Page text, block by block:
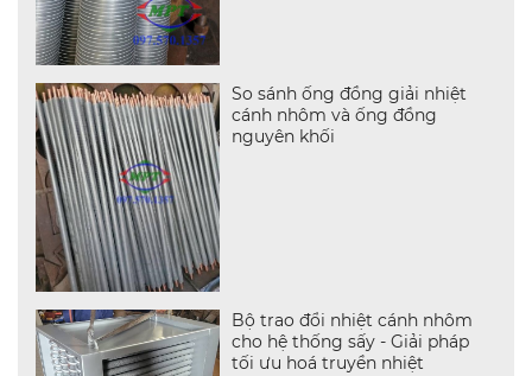
So sánh ống đồng giải nhiệt
cánh nhôm và ống đồng
nguyên khối
Bộ trao đổi nhiệt cánh nhôm
cho hệ thống sấy - Giải pháp
tối ưu hoá truyền nhiệt